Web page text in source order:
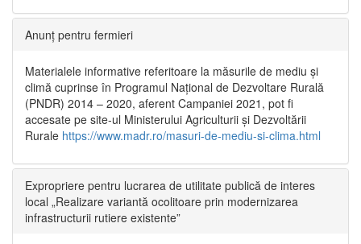
Anunț pentru fermieri
Materialele informative referitoare la măsurile de mediu și
climă cuprinse în Programul Național de Dezvoltare Rurală
(PNDR) 2014 – 2020, aferent Campaniei 2021, pot fi
accesate pe site-ul Ministerului Agriculturii și Dezvoltării
Rurale https://www.madr.ro/masuri-de-mediu-si-clima.html
Expropriere pentru lucrarea de utilitate publică de interes
local „Realizare variantă ocolitoare prin modernizarea
infrastructurii rutiere existente”